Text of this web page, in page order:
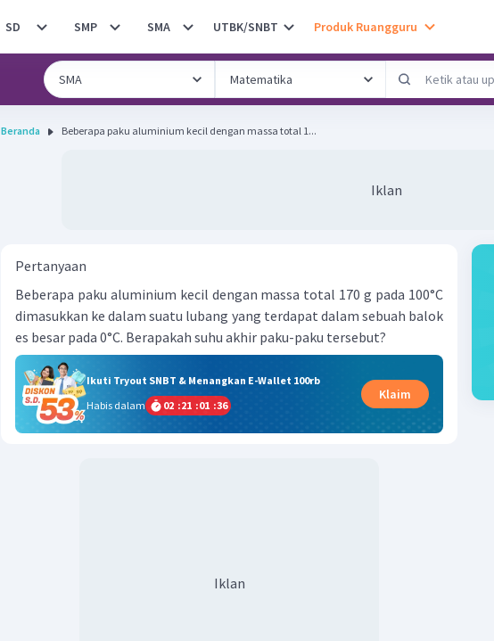
SD SMP SMA UTBK/SNBT Produk Ruangguru
Beranda Beberapa paku aluminium kecil dengan massa total 1...
Iklan
Pertanyaan
Beberapa paku aluminium kecil dengan massa total 170 g pada 100°C
dimasukkan ke dalam suatu lubang yang terdapat dalam sebuah balok
es besar pada 0°C. Berapakah suhu akhir paku-paku tersebut?
Ikuti Tryout SNBT & Menangkan E-Wallet 100rb
Habis dalam
02 :21 :01 :35
Klaim
Iklan